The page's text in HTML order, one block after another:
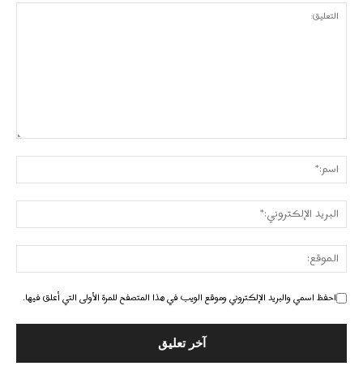
احفظ اسمي والبريد الإلكتروني وموقع الويب في هذا المتصفح للمرة الأولى التي أعلق فيها.